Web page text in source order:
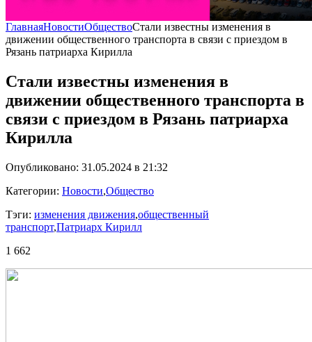
ГлавнаяНовостиОбществоСтали известны изменения в
движении общественного транспорта в связи с приездом в
Рязань патриарха Кирилла
Стали известны изменения в
движении общественного транспорта в
связи с приездом в Рязань патриарха
Кирилла
Опубликовано: 31.05.2024 в 21:32
Категории: Новости,Общество
Тэги: изменения движения,общественный
транспорт,Патриарх Кирилл
1 662